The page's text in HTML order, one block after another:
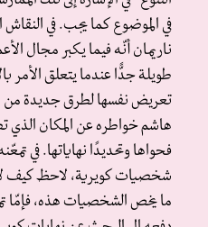
في الموضوع كما يجب. في
ناريمان أنّه فيما يكبر مجال
طويلة جدًّا عندما يتعلق الأمر
تعريض نفسها لطرق جديدة من
هاشم خواطره عن المكان
فحواها وتحديدًا نهاياتها. في
شخصيات كويرية، لاحظ كيف لا
ما يخص الشخصيات هذه، فإمّا